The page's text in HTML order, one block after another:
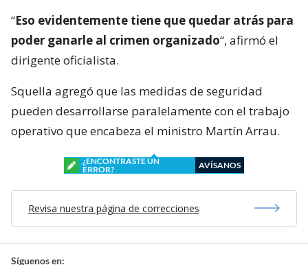
“Eso evidentemente tiene que quedar atrás para
poder ganarle al crimen organizado“, afirmó el
dirigente oficialista.
Squella agregó que las medidas de seguridad
pueden desarrollarse paralelamente con el trabajo
operativo que encabeza el ministro Martín Arrau.
¿ENCONTRASTE UN
ERROR?
AVÍSANOS
Revisa nuestra página de correcciones
Síguenos en: